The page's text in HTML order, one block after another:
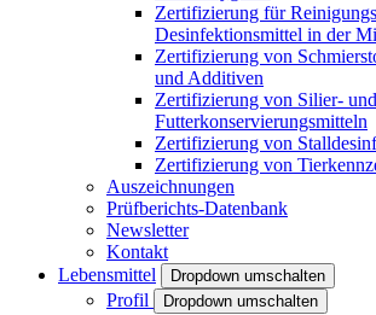
Zertifizierung für
Desinfektionsmittel in der
Zertifizierung von
und Additiven
Zertifizierung von Silier- und
Futterkonservierungsmitteln
Zertifizierung von
Zertifizierung von
Auszeichnungen
Prüfberichts-Datenbank
Newsletter
Kontakt
Lebensmittel
Dropdown umschalten
Profil Dropdown umschalten